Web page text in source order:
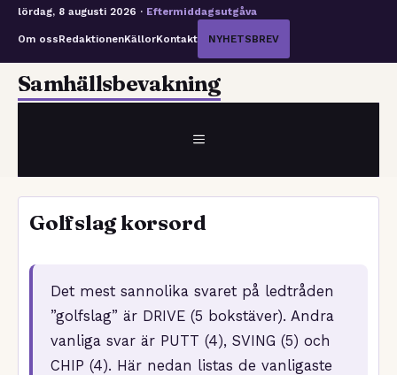
lördag, 8 augusti 2026 · Eftermiddagsutgåva
Om ossRedaktionenKällorKontakt NYHETSBREV
HoppaSamhällsbevakning
MENY
Golfslag korsord
Det mest sannolika svaret på ledtråden
”golfslag” är DRIVE (5 bokstäver). Andra
vanliga svar är PUTT (4), SVING (5) och
CHIP (4). Här nedan listas de vanligaste